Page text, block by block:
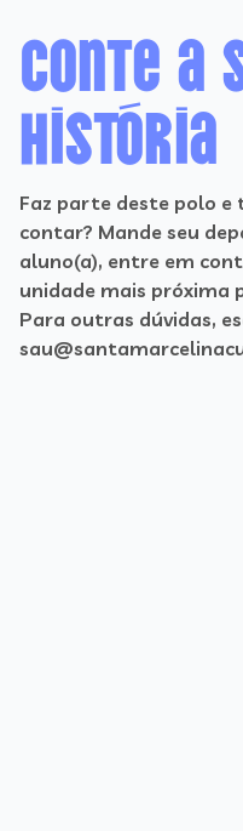
Conte a
história
Faz parte deste polo
contar? Mande seu
aluno(a), entre em
unidade mais próxima
Para outras dúvidas,